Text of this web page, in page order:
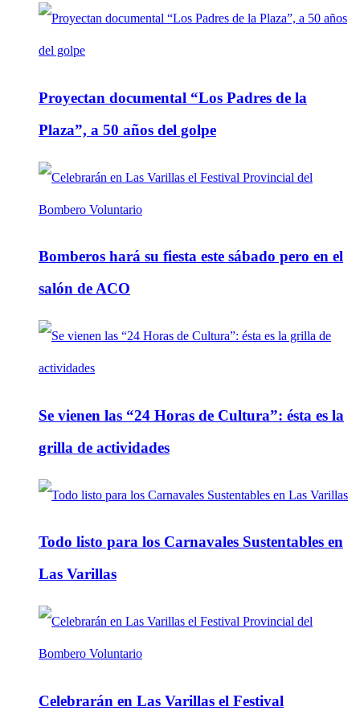
Proyectan documental “Los Padres de la
Plaza”, a 50 años del golpe
Bomberos hará su fiesta este sábado pero en el
salón de ACO
Se vienen las “24 Horas de Cultura”: ésta es la
grilla de actividades
Todo listo para los Carnavales Sustentables en
Las Varillas
Celebrarán en Las Varillas el Festival